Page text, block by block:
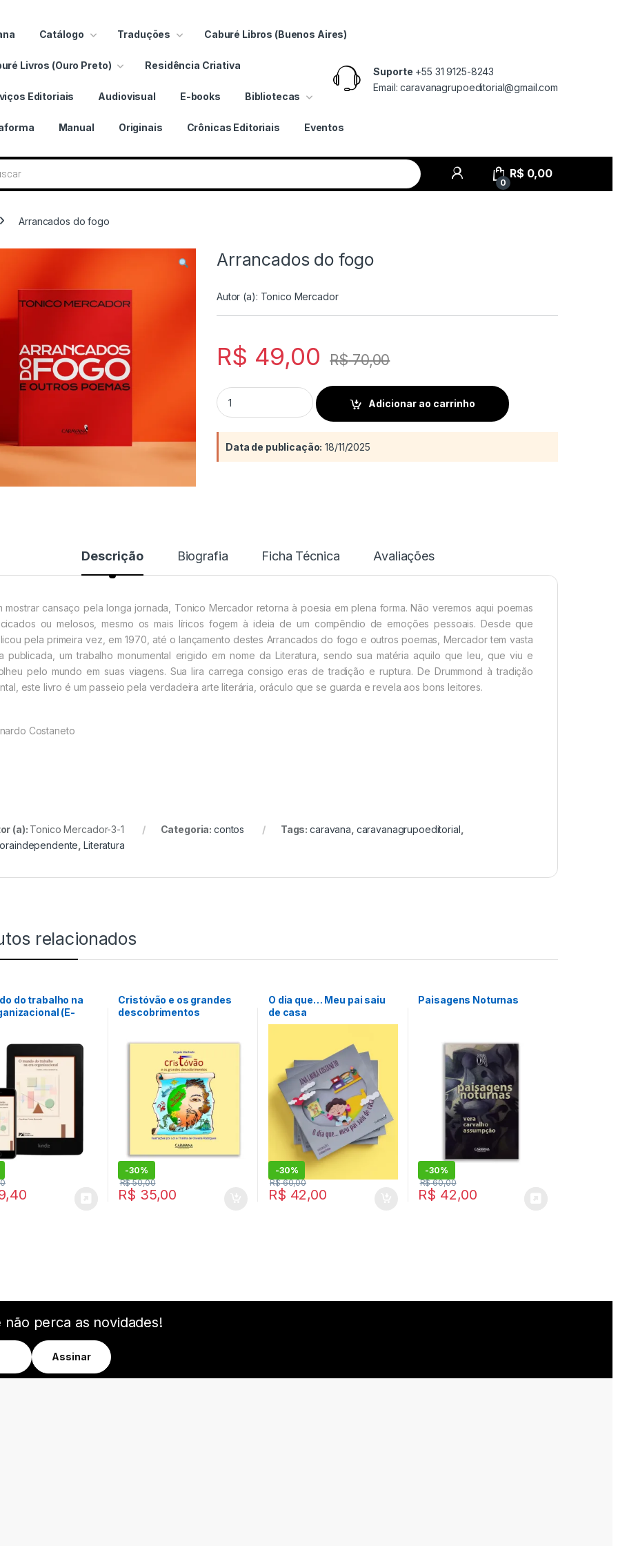
Catálogo Traduções Caburé Libros (Buenos Aires)
Livros (Ouro Preto) Residência Criativa
Editoriais Audiovisual E-books Bibliotecas
Manual Originais Crônicas Editoriais Eventos
Suporte +55 31 9125-8243
Email: caravanagrupoeditorial@gmail.com
0
R$ 0,00
Arrancados do fogo
Arrancados do fogo
Autor (a): Tonico Mercador
R$ 49,00 R$70,00
Arrancados do fogo quantity
Adicionar ao carrinho
Data de publicação: 18/11/2025
Descrição Biografia Ficha Técnica Avaliações
mostrar cansaço pela longa jornada, Tonico Mercador retorna à poesia em plena forma. Não veremos aqui poemas
ou melosos, mesmo os mais líricos fogem à ideia de um compêndio de emoções pessoais. Desde que
pela primeira vez, em 1970, até o lançamento destes Arrancados do fogo e outros poemas, Mercador tem vasta
publicada, um trabalho monumental erigido em nome da Literatura, sendo sua matéria aquilo que leu, que viu e
pelo mundo em suas viagens. Sua lira carrega consigo eras de tradição e ruptura. De Drummond à tradição
este livro é um passeio pela verdadeira arte literária, oráculo que se guarda e revela aos bons leitores.
Costaneto
(a): Tonico Mercador-3-1 Categoria: contos Tags:caravana caravanagrupoeditorial
,Literatura
relacionados
do trabalho na
(E-
Cristóvão e os grandes
descobrimentos
-30%
R$ 35,00
R$50,00
O dia que… Meu pai saiu
de casa
-30%
R$ 42,00
R$60,00
Paisagens Noturnas
-30%
R$ 42,00
R$60,00
perca as novidades!